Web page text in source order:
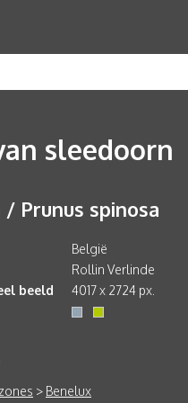
sleedoorn
Prunus spinosa
België
Rollin Verlinde
beeld
4017 x 2724 px.
> Benelux